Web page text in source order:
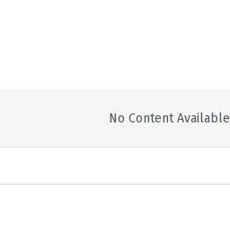
No Content Available